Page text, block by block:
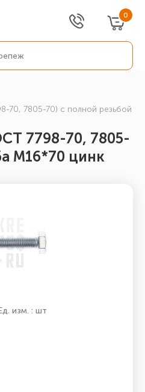
0
70, 7805-70) с полной резьбой
7798-70, 7805-
М16*70 цинк
изм. : шт